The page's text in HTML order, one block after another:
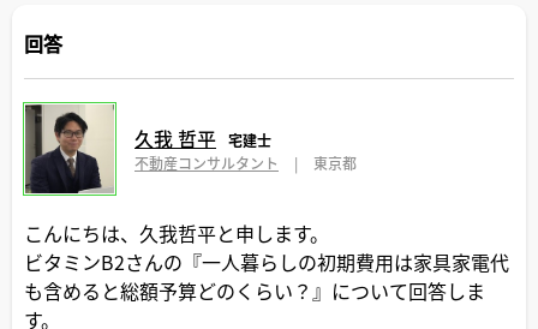
回答
久我 哲平 宅建士
不動産コンサルタント
| 東京都
こんにちは、久我哲平と申します。
ビタミンB2さんの『一人暮らしの初期費用は家具家電代
も含めると総額予算どのくらい？』について回答しま
す。